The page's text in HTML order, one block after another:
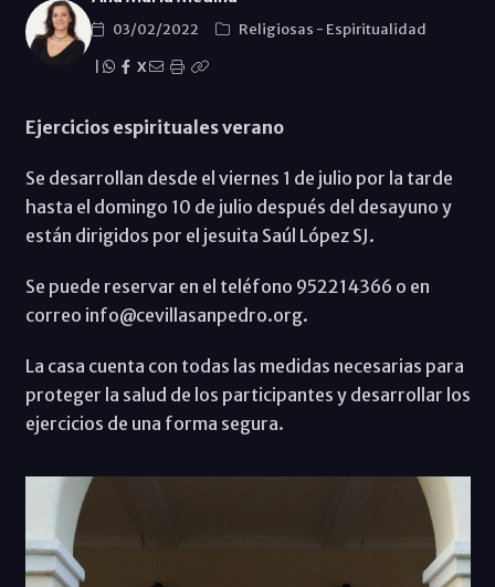
03/02/2022 Religiosas - Espiritualidad
X
Ejercicios espirituales verano
Se desarrollan desde el viernes 1 de julio por la tarde
hasta el domingo 10 de julio después del desayuno y
están dirigidos por el jesuita Saúl López SJ.
Se puede reservar en el teléfono 952214366 o en
correo info@cevillasanpedro.org.
La casa cuenta con todas las medidas necesarias para
proteger la salud de los participantes y desarrollar los
ejercicios de una forma segura.